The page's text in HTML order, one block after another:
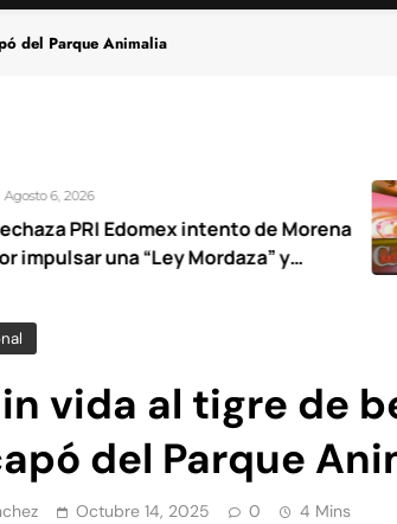
del Parque Animalia
intento de Morena
Mordaza” y
vida al tigre de
del Parque
Octubre 14, 2025 0 4 Mins